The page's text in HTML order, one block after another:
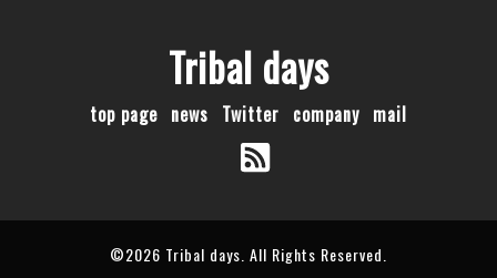
Tribal days
top page news Twitter company mail
©2026 Tribal days . All Rights Reserved.